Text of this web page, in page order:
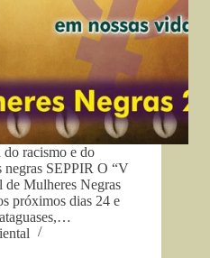
racismo e do
negras SEPPIR O “V
de Mulheres Negras
próximos dias 24 e